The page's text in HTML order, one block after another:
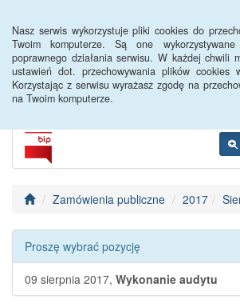
Nasz serwis wykorzystuje pliki cookies do
Twoim komputerze. Są one
poprawnego działania serwisu. W każdej chwili
ustawień dot. przechowywania plików cookies
Korzystając z serwisu wyrażasz zgodę na
na Twoim komputerze.
Siemiatycze PUP
Zamówienia publiczne 2017
Proszę wybrać pozycję
09 sierpnia 2017, Wykonanie audytu